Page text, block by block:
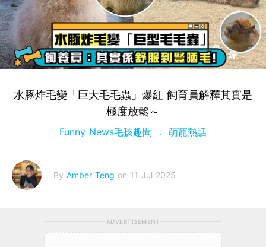
水豚炸毛變「巨大毛毛蟲」爆紅 飼育員解釋其實是
極度放鬆～
Funny News毛孩趣聞 萌寵熱話
By Amber Teng on 11 Jul 2025
ADVERTISEMENT